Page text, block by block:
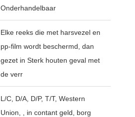
Onderhandelbaar
Elke reeks die met harsvezel en
pp-film wordt beschermd, dan
gezet in Sterk houten geval met
de verr
L/C, D/A, D/P, T/T, Western
Union, , in contant geld, borg